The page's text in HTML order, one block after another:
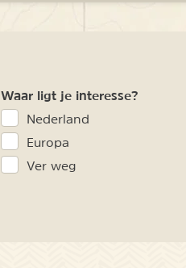
Waar ligt je interesse?
Nederland
Europa
Ver weg